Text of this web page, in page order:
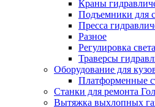
Краны
Подъемники для
Пресса
Разное
Регулировка
Траверсы
Оборудование для
Платформенные
Станки для ремонта
Вытяжка выхлопных